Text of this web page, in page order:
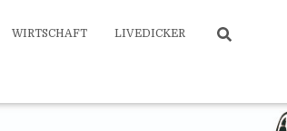
WIRTSCHAFT LIVEDICKER